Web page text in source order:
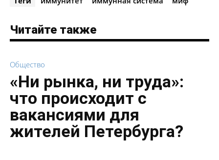
Читайте также
Общество
«Ни рынка, ни труда»:
что происходит с
вакансиями для
жителей Петербурга?